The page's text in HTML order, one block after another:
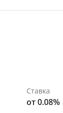
Ставка
от 0.08%